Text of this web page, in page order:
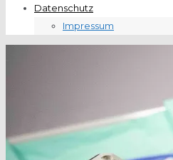
Datenschutz
Impressum